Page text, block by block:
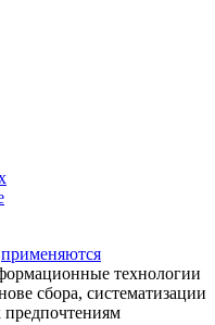
применяются
технологии
сбора, систематизации
предпочтениям